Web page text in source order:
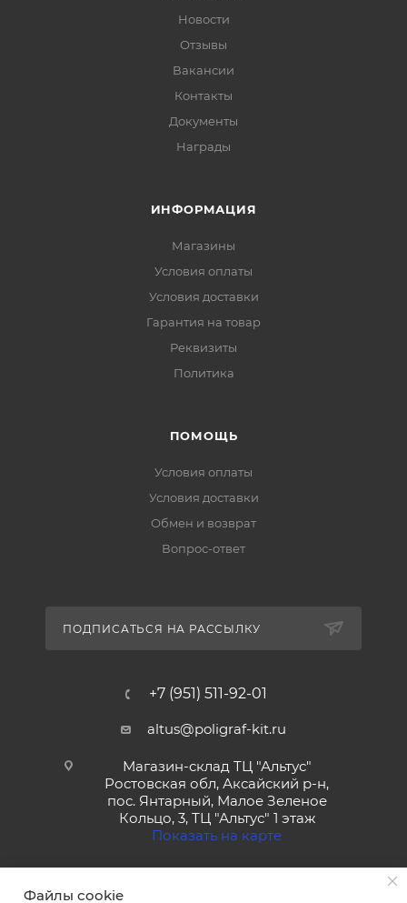
Новости
Отзывы
Вакансии
Контакты
Документы
Награды
ИНФОРМАЦИЯ
Магазины
Условия оплаты
Условия доставки
Гарантия на товар
Реквизиты
Политика
ПОМОЩЬ
Условия оплаты
Условия доставки
Обмен и возврат
Вопрос-ответ
ПОДПИСАТЬСЯ НА РАССЫЛКУ
+7 (951) 511-92-01
altus@poligraf-kit.ru
Магазин-склад ТЦ "Альтус"
Ростовская обл, Аксайский р-н,
пос. Янтарный, Малое Зеленое
Кольцо, 3, ТЦ "Альтус" 1 этаж
Показать на карте
Файлы cookie